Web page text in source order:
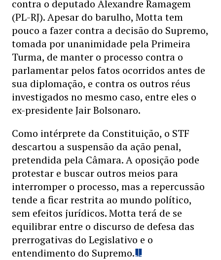
contra o deputado Alexandre Ramagem
(PL-RJ). Apesar do barulho, Motta tem
pouco a fazer contra a decisão do Supremo,
tomada por unanimidade pela Primeira
Turma, de manter o processo contra o
parlamentar pelos fatos ocorridos antes de
sua diplomação, e contra os outros réus
investigados no mesmo caso, entre eles o
ex-presidente Jair Bolsonaro.
Como intérprete da Constituição, o STF
descartou a suspensão da ação penal,
pretendida pela Câmara. A oposição pode
protestar e buscar outros meios para
interromper o processo, mas a repercussão
tende a ficar restrita ao mundo político,
sem efeitos jurídicos. Motta terá de se
equilibrar entre o discurso de defesa das
prerrogativas do Legislativo e o
entendimento do Supremo.